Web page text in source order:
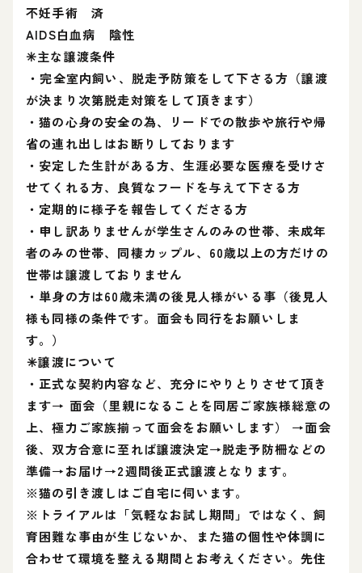
不妊手術 済
AIDS白血病 陰性
✳️主な譲渡条件
⁡・完全室内飼い、脱走予防策をして下さる方（譲渡
が決まり次第脱走対策をして頂きます）
・猫の心身の安全の為、リードでの散歩や旅行や帰
省の連れ出しはお断りしております
・安定した生計がある方、生涯必要な医療を受けさ
せてくれる方、良質なフードを与えて下さる方
・定期的に様子を報告してくださる方
・申し訳ありませんが学生さんのみの世帯、未成年
者のみの世帯、同棲カップル、60歳以上の方だけの
世帯は譲渡しておりません
・単身の方は60歳未満の後見人様がいる事（後見人
様も同様の条件です。面会も同行をお願いしま
す。）
⁡✳️譲渡について
・正式な契約内容など、充分にやりとりさせて頂き
ます→ 面会（里親になることを同居ご家族様総意の
上、極力ご家族揃って面会をお願いします） →面会
後、双方合意に至れば譲渡決定→脱走予防柵などの
準備→お届け→2週間後正式譲渡となります。
※猫の引き渡しはご自宅に伺います。
※トライアルは「気軽なお試し期間」ではなく、飼
育困難な事由が生じないか、また猫の個性や体調に
合わせて環境を整える期間とお考えください。先住